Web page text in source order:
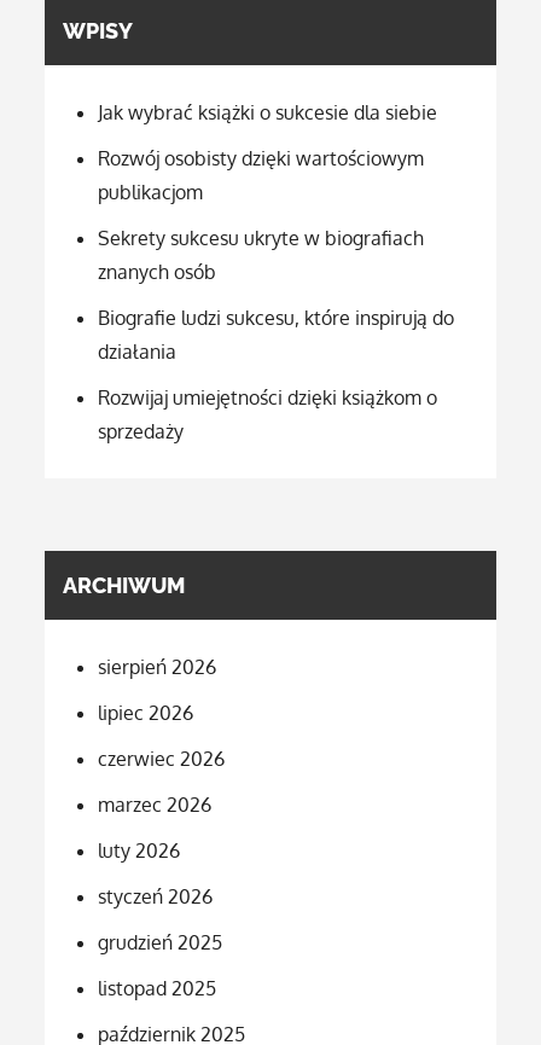
WPISY
Jak wybrać książki o sukcesie dla siebie
Rozwój osobisty dzięki wartościowym
publikacjom
Sekrety sukcesu ukryte w biografiach
znanych osób
Biografie ludzi sukcesu, które inspirują do
działania
Rozwijaj umiejętności dzięki książkom o
sprzedaży
ARCHIWUM
sierpień 2026
lipiec 2026
czerwiec 2026
marzec 2026
luty 2026
styczeń 2026
grudzień 2025
listopad 2025
październik 2025